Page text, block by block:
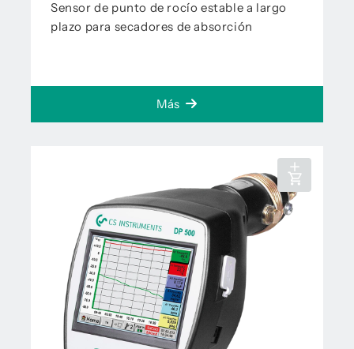
Sensor de punto de rocío estable a largo
plazo para secadores de absorción
Más